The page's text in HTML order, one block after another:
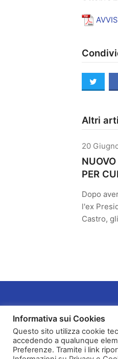
Altri
20
PER
Dopo
l'ex
Castro,
Informativa sui Cookies
Questo sito utilizza cookie
accedendo a qualunque
Preferenze. Tramite i link